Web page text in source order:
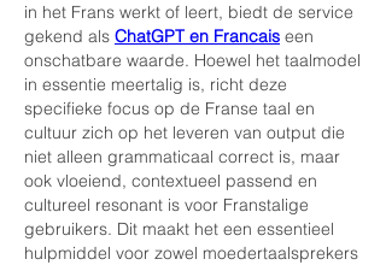
in het Frans werkt of leert, biedt de service
gekend als ChatGPT en Francais een
onschatbare waarde. Hoewel het taalmodel
in essentie meertalig is, richt deze
specifieke focus op de Franse taal en
cultuur zich op het leveren van output die
niet alleen grammaticaal correct is, maar
ook vloeiend, contextueel passend en
cultureel resonant is voor Franstalige
gebruikers. Dit maakt het een essentieel
hulpmiddel voor zowel moedertaalsprekers